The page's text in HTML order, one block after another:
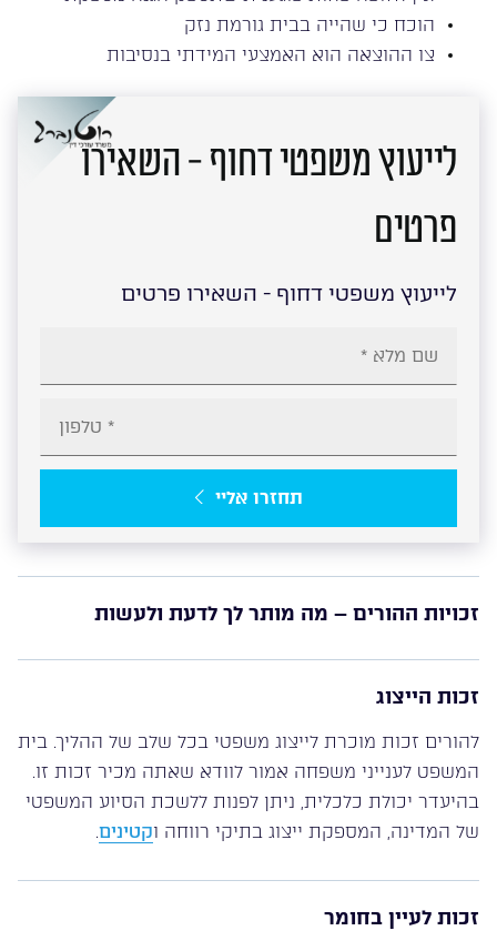
הוכח כי שהייה בבית גורמת נזק
צו ההוצאה הוא האמצעי המידתי בנסיבות
לייעוץ משפטי דחוף - השאירו
פרטים
לייעוץ משפטי דחוף - השאירו פרטים
תחזרו אליי
זכויות ההורים – מה מותר לך לדעת ולעשות
זכות הייצוג
להורים זכות מוכרת לייצוג משפטי בכל שלב של ההליך. בית
המשפט לענייני משפחה אמור לוודא שאתה מכיר זכות זו.
בהיעדר יכולת כלכלית, ניתן לפנות ללשכת הסיוע המשפטי
של המדינה, המספקת ייצוג בתיקי רווחה וקטינים.
זכות לעיין בחומר